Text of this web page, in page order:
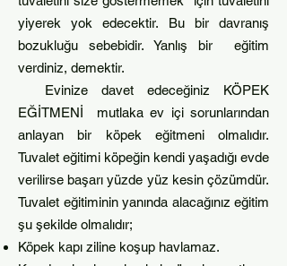
yiyerek yok edecektir. Bu bir davranış
bozukluğu sebebidir. Yanlış bir eğitim
verdiniz, demektir.
Evinize davet edeceğiniz KÖPEK
EĞİTMENİ mutlaka ev içi sorunlarından
anlayan bir köpek eğitmeni olmalıdır.
Tuvalet eğitimi köpeğin kendi yaşadığı evde
verilirse başarı yüzde yüz kesin çözümdür.
Tuvalet eğitiminin yanında alacağınız eğitim
şu şekilde olmalıdır;
Köpek kapı ziline koşup havlamaz.